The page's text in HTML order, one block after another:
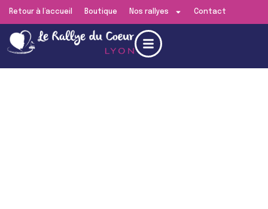
Retour à l’accueil Boutique Nos rallyes Contact